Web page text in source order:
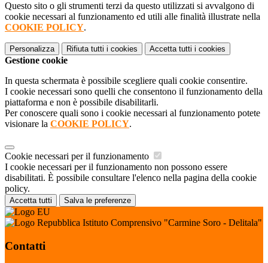
Questo sito o gli strumenti terzi da questo utilizzati si avvalgono di
cookie necessari al funzionamento ed utili alle finalità illustrate nella
COOKIE POLICY.
Personalizza Rifiuta tutti i cookies Accetta tutti i cookies
Gestione cookie
In questa schermata è possibile scegliere quali cookie consentire.
I cookie necessari sono quelli che consentono il funzionamento della
piattaforma e non è possibile disabilitarli.
Per conoscere quali sono i cookie necessari al funzionamento potete
visionare la COOKIE POLICY.
Cookie necessari per il funzionamento
I cookie necessari per il funzionamento non possono essere
disabilitati. È possibile consultare l'elenco nella pagina della cookie
policy.
Accetta tutti Salva le preferenze
Istituto Comprensivo "Carmine Soro - Delitala"
Contatti